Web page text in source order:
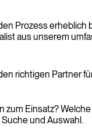
Prozess erheblich
aus unserem
richtigen Partner
zum Einsatz?
und Auswahl.